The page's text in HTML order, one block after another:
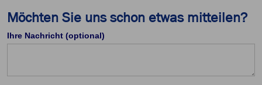
Möchten Sie uns schon etwas mitteilen?
Ihre Nachricht (optional)